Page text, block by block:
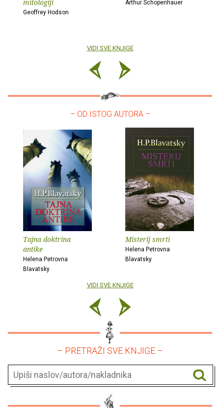
mitologiji
Geoffrey Hodson
Arthur Schopenhauer
VIDI SVE KNJIGE
– OD ISTOG AUTORA –
Tajna doktrina
antike
Helena Petrovna
Blavatsky
Misterij smrti
Helena Petrovna
Blavatsky
VIDI SVE KNJIGE
– PRETRAŽI SVE KNJIGE –